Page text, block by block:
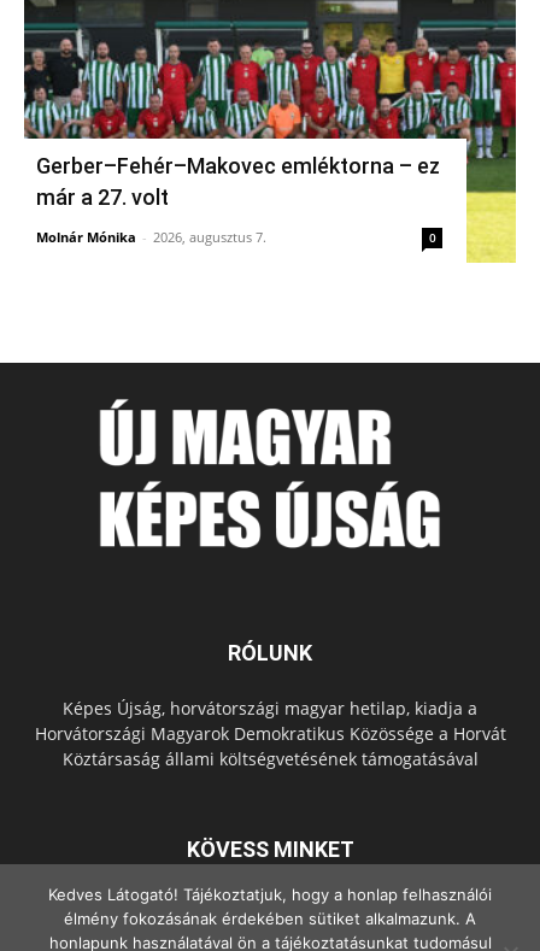
Gerber–Fehér–Makovec emléktorna – ez
már a 27. volt
Molnár Mónika - 2026, augusztus 7. 0
RÓLUNK
Képes Újság, horvátországi magyar hetilap, kiadja a
Horvátországi Magyarok Demokratikus Közössége a Horvát
Köztársaság állami költségvetésének támogatásával
KÖVESS MINKET
Kedves Látogató! Tájékoztatjuk, hogy a honlap felhasználói
élmény fokozásának érdekében sütiket alkalmazunk. A
honlapunk használatával ön a tájékoztatásunkat tudomásul